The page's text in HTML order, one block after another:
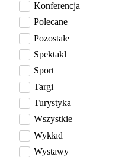
Konferencja
Polecane
Pozostałe
Spektakl
Sport
Targi
Turystyka
Wszystkie
Wykład
Wystawy